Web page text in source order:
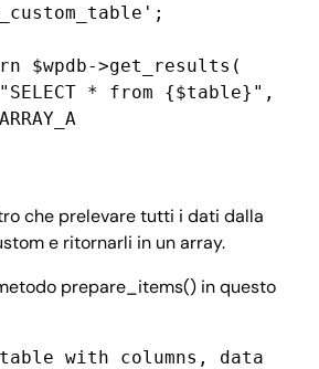
che prelevare tutti i dati dalla
e ritornarli in un array.
prepare_items() in questo